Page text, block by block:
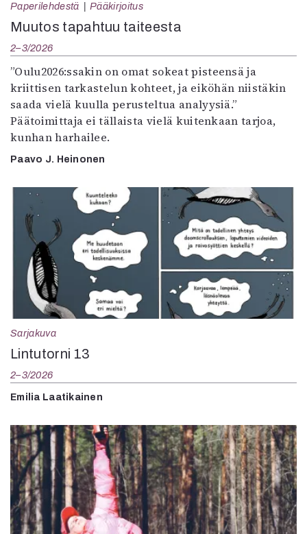
Paperilehdestä Pääkirjoitus
Muutos tapahtuu taiteesta
2–3/2026
”Oulu2026:ssakin on omat sokeat pisteensä ja
kriittisen tarkastelun kohteet, ja eiköhän niistäkin
saada vielä kuulla perusteltua analyysiä.”
Päätoimittaja ei tällaista vielä kuitenkaan tarjoa,
kunhan harhailee.
Paavo J. Heinonen
Sarjakuva
Lintutorni 13
2–3/2026
Emilia Laatikainen